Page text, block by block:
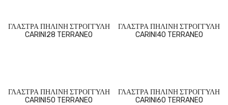
ΓΛΑΣΤΡΑ ΠΗΛΙΝΗ ΣΤΡΟΓΓΥΛΗ
CARINI28 TERRANEO
ΓΛΑΣΤΡΑ ΠΗΛΙΝΗ ΣΤΡΟΓΓΥΛΗ
CARINI40 TERRANEO
ΓΛΑΣΤΡΑ ΠΗΛΙΝΗ ΣΤΡΟΓΓΥΛΗ
CARINI50 TERRANEO
ΓΛΑΣΤΡΑ ΠΗΛΙΝΗ ΣΤΡΟΓΓΥΛΗ
CARINI60 TERRANEO